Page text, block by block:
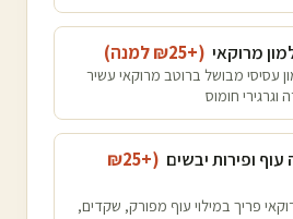
מרוקאי (+₪
25 למנה)
עסיסי מבושל ברוטב מרוקאי עשיר
וגרגירי חומוס
ופירות יבשים (+₪
25
פריך במילוי עוף מפורק, שקדים,